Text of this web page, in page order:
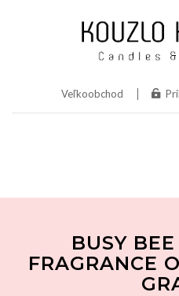
Veľkoobchod
BUSY
FRAGRANCE